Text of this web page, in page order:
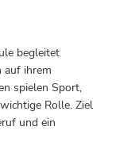
begleitet
auf ihrem
spielen Sport,
Rolle. Ziel
und ein